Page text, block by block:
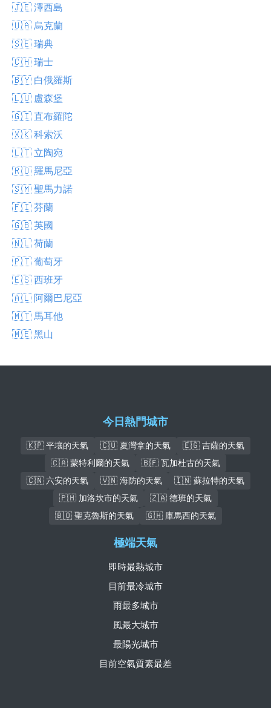
🇯🇪 澤西島
🇺🇦 烏克蘭
🇸🇪 瑞典
🇨🇭 瑞士
🇧🇾 白俄羅斯
🇱🇺 盧森堡
🇬🇮 直布羅陀
🇽🇰 科索沃
🇱🇹 立陶宛
🇷🇴 羅馬尼亞
🇸🇲 聖馬力諾
🇫🇮 芬蘭
🇬🇧 英國
🇳🇱 荷蘭
🇵🇹 葡萄牙
🇪🇸 西班牙
🇦🇱 阿爾巴尼亞
🇲🇹 馬耳他
🇲🇪 黑山
今日熱門城市
🇰🇵 平壤的天氣 🇨🇺 夏灣拿的天氣
🇪🇬 吉薩的天氣
🇨🇦 蒙特利爾的天氣
🇧🇫 瓦加杜古的天氣
🇨🇳 六安的天氣
🇻🇳 海防的天氣
🇮🇳 蘇拉特的天氣
🇵🇭 加洛坎市的天氣
🇿🇦 德班的天氣
🇧🇴 聖克魯斯的天氣
🇬🇭 庫馬西的天氣
極端天氣
即時最熱城市
目前最冷城市
雨最多城市
風最大城市
最陽光城市
目前空氣質素最差